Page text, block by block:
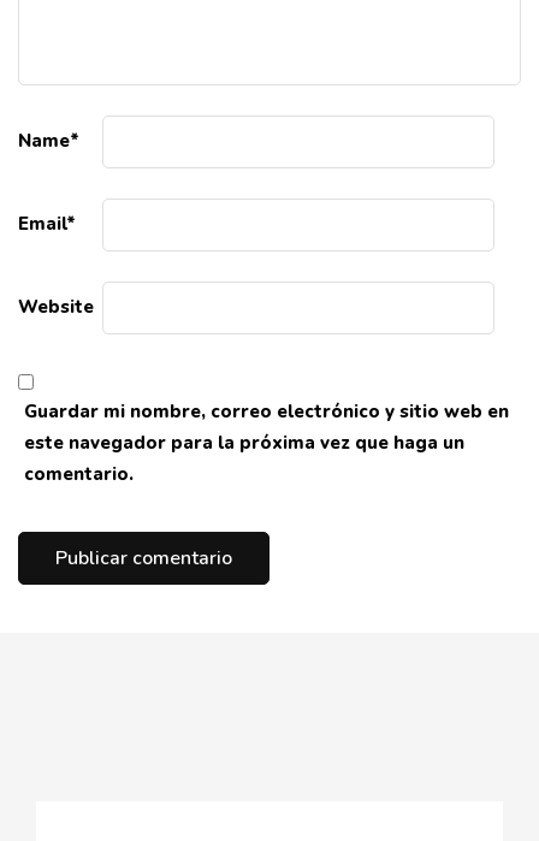
Name*
Email*
Website
Guardar mi nombre, correo electrónico y sitio web en
este navegador para la próxima vez que haga un
comentario.